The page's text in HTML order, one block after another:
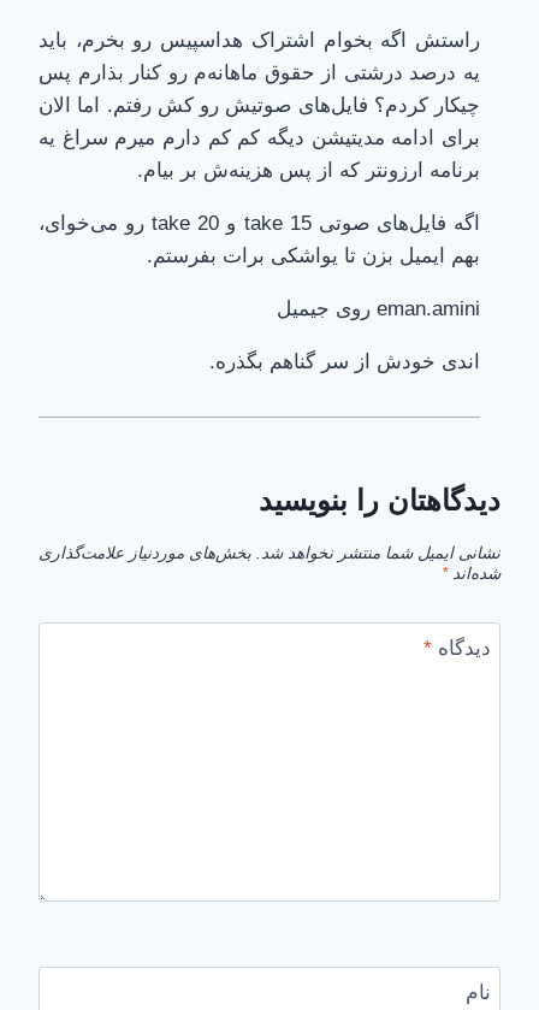
راستش اگه بخوام اشتراک هداسپیس رو بخرم، باید
یه درصد درشتی از حقوق ماهانه‌م رو کنار بذارم پس
چیکار کردم؟ فایل‌های صوتیش ر‌و کش رفتم. اما الان
برای ادامه مدیتیشن دیگه کم کم دارم میرم سراغ یه
برنامه ارزونتر که از پس هزینه‌ش بر بیام.
اگه فایل‌های صوتی take 15 و take 20 رو می‌خوای،
بهم ایمیل بزن تا یواشکی برات بفرستم.
eman.amini روی جیمیل
اندی خودش از سر گناهم بگذره.
دیدگاهتان را بنویسید
نشانی ایمیل شما منتشر نخواهد شد.
بخش‌های موردنیاز علامت‌گذاری
شده‌اند*
دیدگاه*
نام